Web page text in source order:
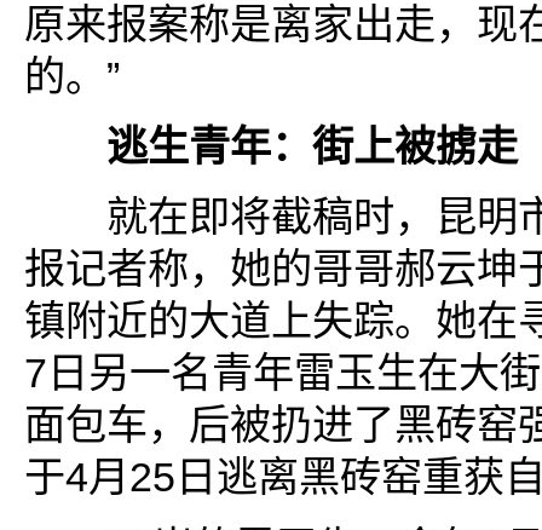
原来报案称是离家出走，现
的。”
逃生青年：街上被掳走
就在即将截稿时，昆明
报记者称，她的哥哥郝云坤
镇附近的大道上失踪。她在
7日另一名青年雷玉生在大
面包车，后被扔进了黑砖窑
于4月25日逃离黑砖窑重获